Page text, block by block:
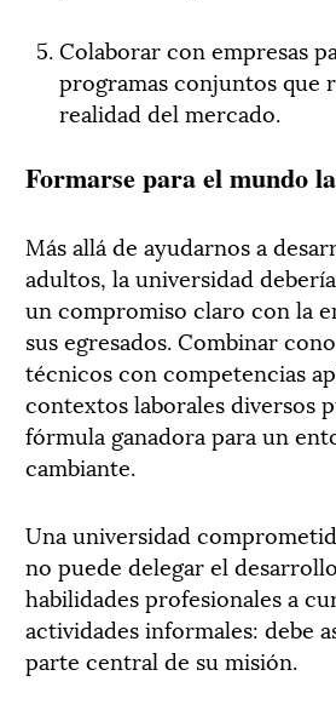
Colaborar con empresas
programas conjuntos que
realidad del mercado.
Formarse para el mundo
Más allá de ayudarnos a
adultos, la universidad
un compromiso claro con la
sus egresados. Combinar
técnicos con competencias
contextos laborales diversos
fórmula ganadora para un
cambiante.
Una universidad
no puede delegar el
habilidades profesionales a
actividades informales: debe
parte central de su misión.